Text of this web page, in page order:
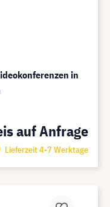
in
auf Anfrage
Lieferzeit 4-7 Werktage